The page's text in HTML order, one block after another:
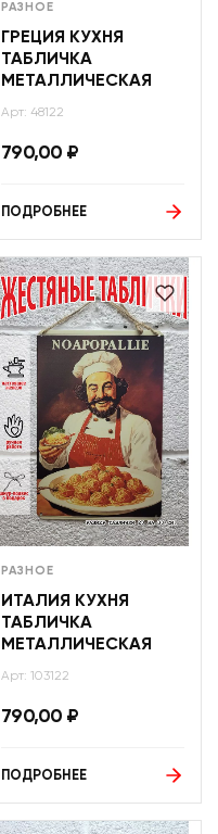
РАЗНОЕ
ГРЕЦИЯ КУХНЯ
ТАБЛИЧКА
МЕТАЛЛИЧЕСКАЯ
Арт: 48122
790,00 ₽
ПОДРОБНЕЕ
РАЗНОЕ
ИТАЛИЯ КУХНЯ
ТАБЛИЧКА
МЕТАЛЛИЧЕСКАЯ
Арт: 103122
790,00 ₽
ПОДРОБНЕЕ